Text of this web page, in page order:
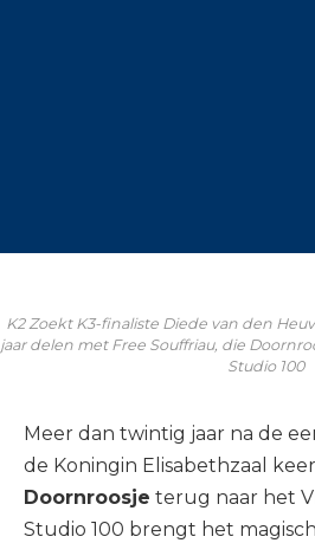
K2 Zoekt K3-finaliste Diede van den
jaar delen met Free Souffriau, die
Studio 100
Meer dan twintig jaar na de
de Koningin Elisabethzaal
Doornroosje terug naar het
Studio 100 brengt het